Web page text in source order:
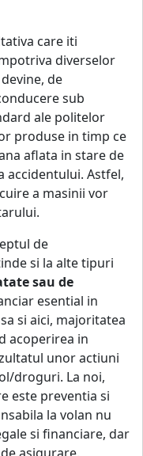
care iti
diverselor
de
sub
ale politelor
produse in timp ce
aflata in stare de
accidentului. Astfel,
a masinii vor
de
si la alte tipuri
sau de
esential in
si aici, majoritatea
acoperirea in
unor actiuni
droguri. La noi,
este preventia si
la volan nu
si financiare, dar